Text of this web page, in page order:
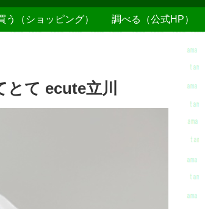
う（ショッピング） 調べる（公式HP）
て ecute立川